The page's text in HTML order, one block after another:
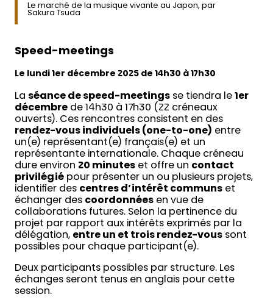
Le marché de la musique vivante au Japon, par
Sakura Tsuda
Speed-meetings
Le lundi 1er décembre 2025 de 14h30 à 17h30
La séance de speed-meetings se tiendra le 1er
décembre de 14h30 à 17h30 (22 créneaux
ouverts). Ces rencontres consistent en des
rendez-vous individuels (one-to-one) entre
un(e) représentant(e) français(e) et un
représentante internationale. Chaque créneau
dure environ 20 minutes et offre un contact
privilégié pour présenter un ou plusieurs projets,
identifier des centres d’intérêt communs et
échanger des coordonnées en vue de
collaborations futures. Selon la pertinence du
projet par rapport aux intérêts exprimés par la
délégation, entre un et trois rendez-vous sont
possibles pour chaque participant(e).
Deux participants possibles par structure. Les
échanges seront tenus en anglais pour cette
session.